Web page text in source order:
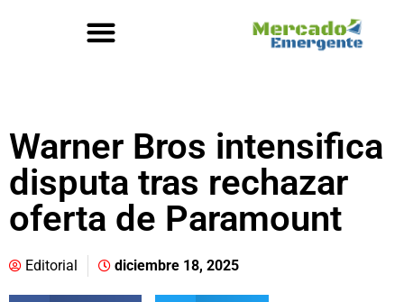
Warner Bros intensifica
disputa tras rechazar
oferta de Paramount
Editorial diciembre 18, 2025